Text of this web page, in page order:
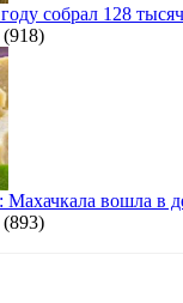
собрал 128
(918)
Махачкала вошла в
(893)